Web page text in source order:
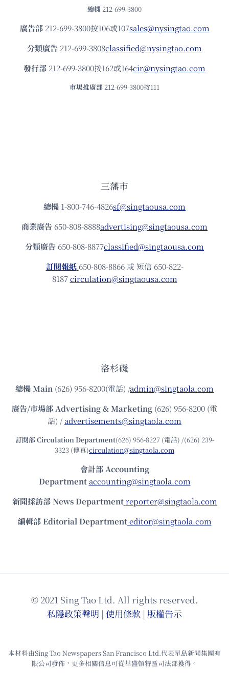
總機 212-699-3800
廣告部212-699-3800按106或107sales@nysingtao.com
分類廣告 212-699-3808classified@nysingtao.com
發⾏部 212-699-3800按162或164cir@nysingtao.com
市場推廣部 212-699-3800按111
三藩市
總機 1-800-746-4826sf@singtaousa.com
商業廣告 650-808-8888advertising@singtaousa.com
分類廣告 650-808-8877classified@singtaousa.com
訂閱報紙 650-808-8866 或 短信 650-822-
8187circulation@singtaousa.com
洛杉磯
總機Main (626) 956-8200(電話) /admin@singtaola.com
廣告/市場部Advertising & Marketing (626) 956-8200 (電
話) /advertisements@singtaola.com
訂閱部 Circulation Department(626) 956-8227 (電話) /(626) 239-
3323 (傳真)circulation@singtaola.com
會計部 Accounting
Department accounting@singtaola.com
新聞採訪部 News Department reporter@singtaola.com
編輯部 Editorial Department editor@singtaola.com
© 2021 Sing Tao Ltd. All rights reserved.
私隱政策聲明 | 使⽤條款 | 版權告⽰
本材料由Sing Tao Newspapers San Francisco Ltd.代表星島新聞集團有
限公司發佈，更多相關信息可從華盛頓特區司法部獲得。